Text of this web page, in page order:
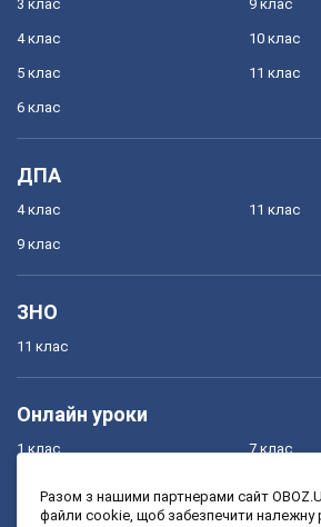
3 клас
4 клас
5 клас
6 клас
9 клас
10 клас
11 клас
ДПА
4 клас
9 клас
11 клас
ЗНО
11 клас
Онлайн уроки
1 клас
3 клас
7 клас
9 клас
Разом з нашими партнерами сайт
файли cookie, щоб забезпечити належну